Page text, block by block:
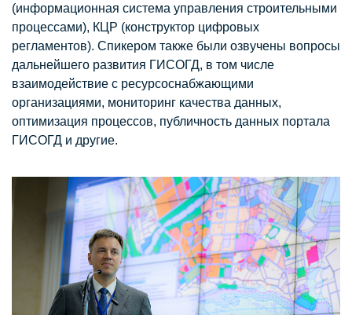
(информационная система управления строительными
процессами), КЦР (конструктор цифровых
регламентов). Спикером также были озвучены вопросы
дальнейшего развития ГИСОГД, в том числе
взаимодействие с ресурсоснабжающими
организациями, мониторинг качества данных,
оптимизация процессов, публичность данных портала
ГИСОГД и другие.